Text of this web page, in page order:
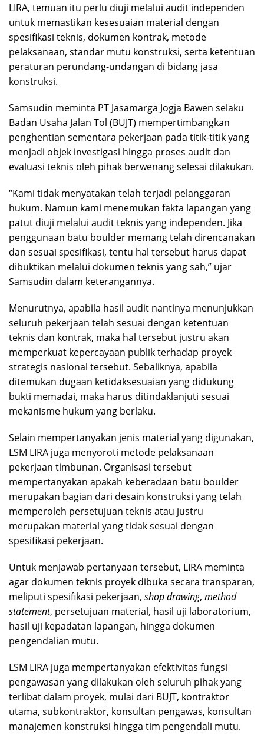
LIRA, temuan itu perlu diuji melalui audit independen
untuk memastikan kesesuaian material dengan
spesifikasi teknis, dokumen kontrak, metode
pelaksanaan, standar mutu konstruksi, serta ketentuan
peraturan perundang-undangan di bidang jasa
konstruksi.
Samsudin meminta PT Jasamarga Jogja Bawen selaku
Badan Usaha Jalan Tol (BUJT) mempertimbangkan
penghentian sementara pekerjaan pada titik-titik yang
menjadi objek investigasi hingga proses audit dan
evaluasi teknis oleh pihak berwenang selesai dilakukan.
“Kami tidak menyatakan telah terjadi pelanggaran
hukum. Namun kami menemukan fakta lapangan yang
patut diuji melalui audit teknis yang independen. Jika
penggunaan batu boulder memang telah direncanakan
dan sesuai spesifikasi, tentu hal tersebut harus dapat
dibuktikan melalui dokumen teknis yang sah,” ujar
Samsudin dalam keterangannya.
Menurutnya, apabila hasil audit nantinya menunjukkan
seluruh pekerjaan telah sesuai dengan ketentuan
teknis dan kontrak, maka hal tersebut justru akan
memperkuat kepercayaan publik terhadap proyek
strategis nasional tersebut. Sebaliknya, apabila
ditemukan dugaan ketidaksesuaian yang didukung
bukti memadai, maka harus ditindaklanjuti sesuai
mekanisme hukum yang berlaku.
Selain mempertanyakan jenis material yang digunakan,
LSM LIRA juga menyoroti metode pelaksanaan
pekerjaan timbunan. Organisasi tersebut
mempertanyakan apakah keberadaan batu boulder
merupakan bagian dari desain konstruksi yang telah
memperoleh persetujuan teknis atau justru
merupakan material yang tidak sesuai dengan
spesifikasi pekerjaan.
Untuk menjawab pertanyaan tersebut, LIRA meminta
agar dokumen teknis proyek dibuka secara transparan,
meliputi spesifikasi pekerjaan, shop drawing, method
statement, persetujuan material, hasil uji laboratorium,
hasil uji kepadatan lapangan, hingga dokumen
pengendalian mutu.
LSM LIRA juga mempertanyakan efektivitas fungsi
pengawasan yang dilakukan oleh seluruh pihak yang
terlibat dalam proyek, mulai dari BUJT, kontraktor
utama, subkontraktor, konsultan pengawas, konsultan
manajemen konstruksi hingga tim pengendali mutu.